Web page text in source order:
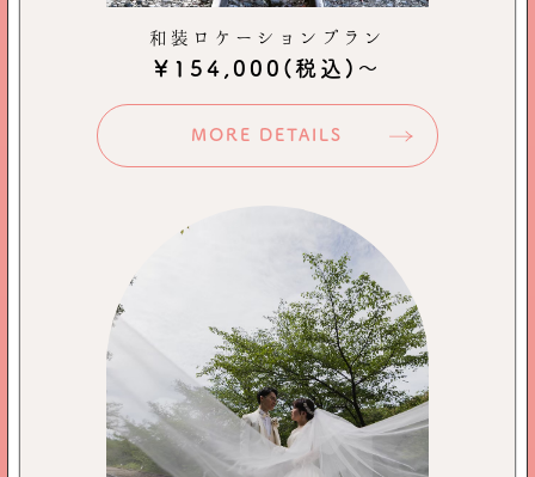
和装ロケーションプラン
￥154,000 (税込)～
MORE DETAILS